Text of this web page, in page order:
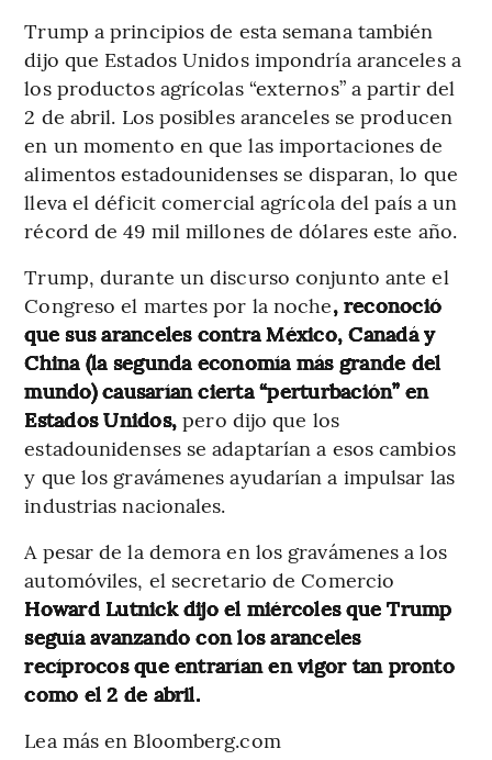
Trump a principios de esta semana también
dijo que Estados Unidos impondría aranceles a
los productos agrícolas “externos” a partir del
2 de abril. Los posibles aranceles se producen
en un momento en que las importaciones de
alimentos estadounidenses se disparan, lo que
lleva el déficit comercial agrícola del país a un
récord de 49 mil millones de dólares este año.
Trump, durante un discurso conjunto ante el
Congreso el martes por la noche, reconoció
que sus aranceles contra México, Canadá y
China (la segunda economía más grande del
mundo) causarían cierta “perturbación” en
Estados Unidos,pero dijo que los
estadounidenses se adaptarían a esos cambios
y que los gravámenes ayudarían a impulsar las
industrias nacionales.
A pesar de la demora en los gravámenes a los
automóviles, el secretario de Comercio
Howard Lutnick dijo el miércoles que Trump
seguía avanzando con los aranceles
recíprocos que entrarían en vigor tan pronto
como el 2 de abril.
Lea más en Bloomberg.com